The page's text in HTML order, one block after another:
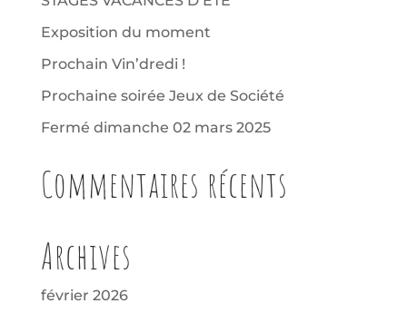
Exposition du moment
Prochain Vin’dredi !
Prochaine soirée Jeux de Société
Fermé dimanche 02 mars 2025
Commentaires récents
Archives
février 2026